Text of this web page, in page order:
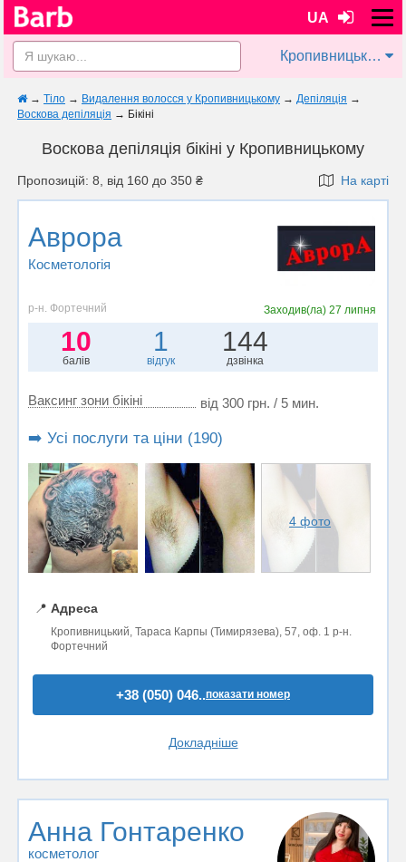
UA
Кропивницький
→ Тіло → Видалення волосся у Кропивницькому → Депіляція →
Воскова депіляція → Бікіні
Воскова депіляція бікіні у Кропивницькому
Пропозицій: 8, від 160 до 350 ₴ На карті
Аврора
Косметологія
р-н. Фортечний Заходив(ла) 27 липня
10
балів
1
відгук
144
дзвінка
Ваксинг зони бікіні від 300 грн. / 5 мин.
➡️ Усі послуги та ціни (190)
4 фото
📍 Адреса
Кропивницький, Тараса Карпы (Тимирязева), 57, оф. 1 р-н.
Фортечний
+38 (050) 046..показати номер
Докладніше
Анна Гонтаренко
косметолог